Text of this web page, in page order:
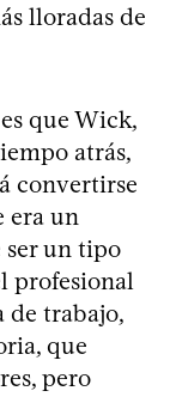
lloradas de
que Wick,
atrás,
convertirse
era un
ser un tipo
profesional
de trabajo,
que
pero